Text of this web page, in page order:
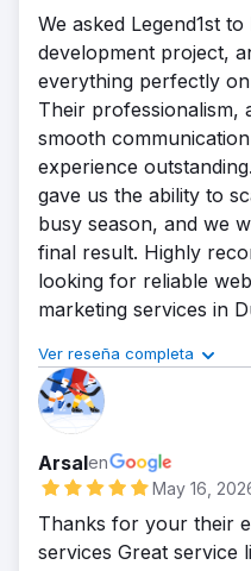
strong and relevant
timeframe to help
attract more organic
Solución
We created a backlink
focused on acquiring
relevant backlinks.
competitor analysis,
monitoring to ensure
growth within the
Resultado
The client
in keyword rankings,
organic traffic within
backlink campaign
presence and
long-term SEO growth.
Servicios
Gestión de backlinks
We asked Legend1st
development project,
everything perfectly
Their professionalism,
smooth
experience
gave us the ability to
busy season, and we
final result. Highly
looking for reliable
marketing services in
Calidad de
Descripción del
agencia
Reto
Web Development -
Ver reseña completa
Arsalen
May 16,
Thanks for your their
services Great service